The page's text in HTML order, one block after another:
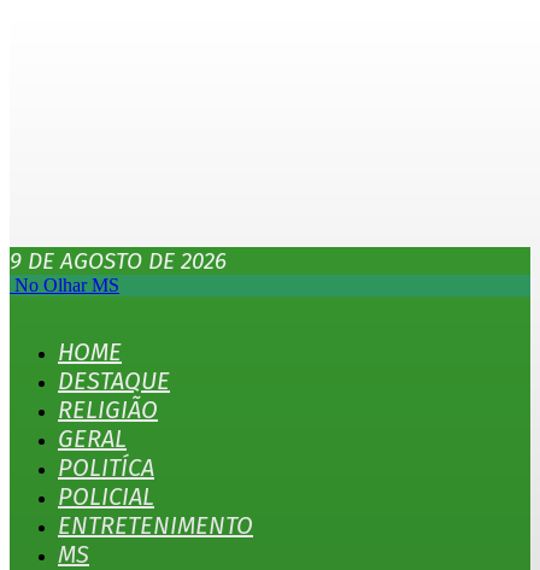
9 DE AGOSTO DE 2026
No Olhar MS
HOME
DESTAQUE
RELIGIÃO
GERAL
POLITÍCA
POLICIAL
ENTRETENIMENTO
MS